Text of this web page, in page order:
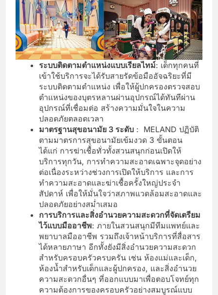
ระบบติดตามตำแหน่งแบบเรียลไทม์: เด็กทุกคนที่
เข้าใช้บริการจะได้รับสายรัดข้อมืออัจฉริยะที่มี
ระบบติดตามตำแหน่ง เพื่อให้ผู้ปกครองตรวจสอบ
ตำแหน่งของบุตรหลานผ่านอุปกรณ์ได้ทันทีผ่าน
อุปกรณ์ที่เชื่อมต่อ สร้างความมั่นใจในความ
ปลอดภัยตลอดเวลา
มาตรฐานสุขอนามัย 3 ระดับ : MELAND ปฏิบัติ
ตามมาตรการสุขอนามัยเข้มงวด 3 ขั้นตอน
ได้แก่ การฆ่าเชื้อทั่วทั้งสวนสนุกก่อนเปิดให้
บริการทุกวัน, การทำความสะอาดเฉพาะจุดอย่าง
ต่อเนื่องระหว่างช่วงการเปิดให้บริการ และการ
ทำความสะอาดและฆ่าเชื้อครั้งใหญ่ประจำ
สัปดาห์ เพื่อให้มั่นใจว่าสภาพแวดล้อมสะอาดและ
ปลอดภัยอย่างสม่ำเสมอ
การบริการและสิ่งอำนวยความสะดวกที่จัดเตรียม
ไว้แบบมืออาชีพ: ภายในสวนสนุกมีทีมแพทย์และ
พยาบาลมืออาชีพ รวมถึงเจ้าหน้าบริการที่สื่อสาร
ได้หลายภาษา อีกทั้งยังมีสิ่งอำนวยความสะดวก
สำหรับครอบครัวครบครัน เช่น ห้องแม่และเด็ก,
ห้องน้ำสำหรับเด็กและผู้ปกครอง, และสิ่งอำนวย
ความสะดวกอื่นๆ ที่ออกแบบมาเพื่อตอบโจทย์ทุก
ความต้องการของครอบครัวอย่างสมบูรณ์แบบ